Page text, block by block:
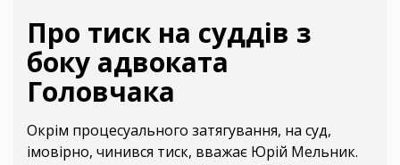
Про тиск на суддів з
боку адвоката
Головчака
Окрім процесуального затягування, на суд,
імовірно, чинився тиск, вважає Юрій Мельник.